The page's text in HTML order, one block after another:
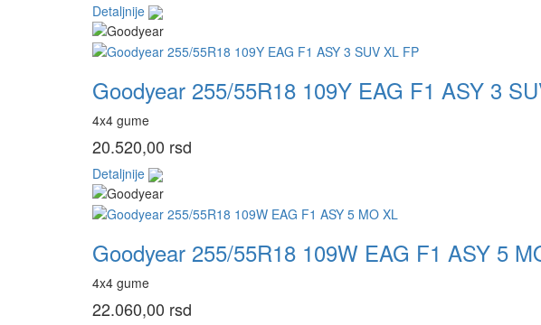
Detaljnije
Goodyear 255/55R18 109Y EAG F1 ASY 3
4x4 gume
20.520,00 rsd
Detaljnije
Goodyear 255/55R18 109W EAG F1 ASY 5
4x4 gume
22.060,00 rsd